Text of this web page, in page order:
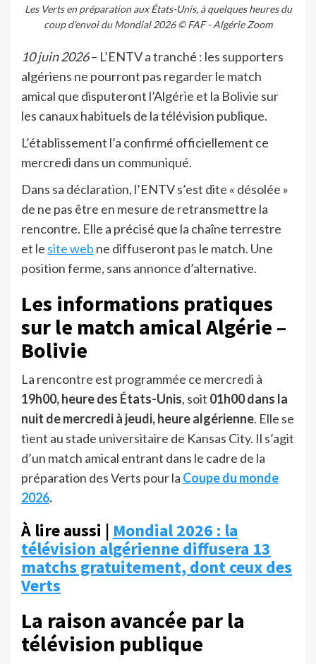
Les Verts en préparation aux États-Unis, à quelques heures du
coup d'envoi du Mondial 2026 © FAF - Algérie Zoom
10 juin 2026– L’ENTV a tranché : les supporters
algériens ne pourront pas regarder le match
amical que disputeront l’Algérie et la Bolivie sur
les canaux habituels de la télévision publique.
L’établissement l’a confirmé officiellement ce
mercredi dans un communiqué.
Dans sa déclaration, l’ENTV s’est dite « désolée »
de ne pas être en mesure de retransmettre la
rencontre. Elle a précisé que la chaîne terrestre
et le site web ne diffuseront pas le match. Une
position ferme, sans annonce d’alternative.
Les informations pratiques
sur le match amical Algérie –
Bolivie
La rencontre est programmée ce mercredi à
19h00, heure des États-Unis, soit 01h00 dans la
nuit de mercredi à jeudi, heure algérienne. Elle se
tient au stade universitaire de Kansas City. Il s’agit
d’un match amical entrant dans le cadre de la
préparation des Verts pour la Coupe du monde
2026.
À lire aussi | Mondial 2026 : la
télévision algérienne diffusera 13
matchs gratuitement, dont ceux des
Verts
La raison avancée par la
télévision publique